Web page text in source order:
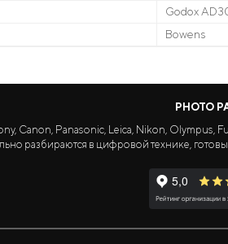
Godox
Bowens
PHOTO
Canon, Panasonic, Leica, Nikon, Olympus,
разбираются в цифровой технике,